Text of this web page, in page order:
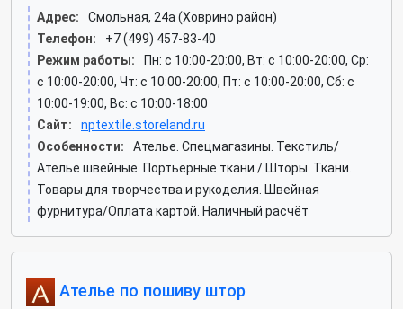
Адрес:
Смольная, 24а (Ховрино район)
Телефон:
+7 (499) 457-83-40
Режим работы:
Пн: c 10:00-20:00, Вт: c 10:00-20:00, Ср:
c 10:00-20:00, Чт: c 10:00-20:00, Пт: c 10:00-20:00, Сб: c
10:00-19:00, Вс: c 10:00-18:00
Сайт:
nptextile.storeland.ru
Особенности:
Ателье. Спецмагазины. Текстиль/
Ателье швейные. Портьерные ткани / Шторы. Ткани.
Товары для творчества и рукоделия. Швейная
фурнитура/Оплата картой. Наличный расчёт
Ателье по пошиву штор